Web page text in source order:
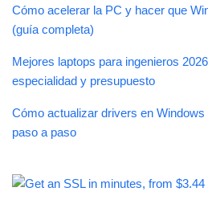
Cómo acelerar la PC y hacer que
(guía completa)
Mejores laptops para ingenieros
especialidad y presupuesto
Cómo actualizar drivers en
paso a paso